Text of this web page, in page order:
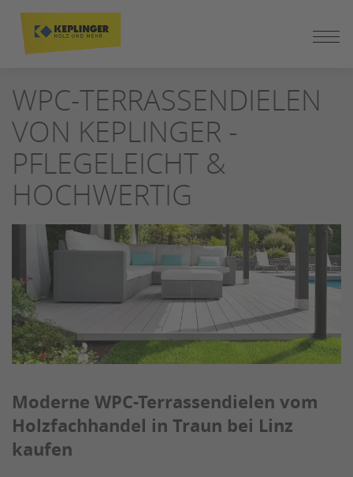
SEITENINHALT
SPRINGEN
WPC-TERRASSENDIELEN
VON KEPLINGER -
PFLEGELEICHT &
HOCHWERTIG
Moderne WPC-Terrassendielen vom
Holzfachhandel in Traun bei Linz
kaufen